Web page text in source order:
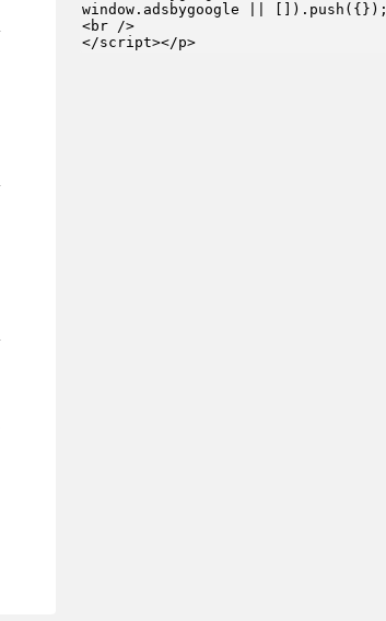
window.adsbygoogle || []).push({});
<br />
</script></p>